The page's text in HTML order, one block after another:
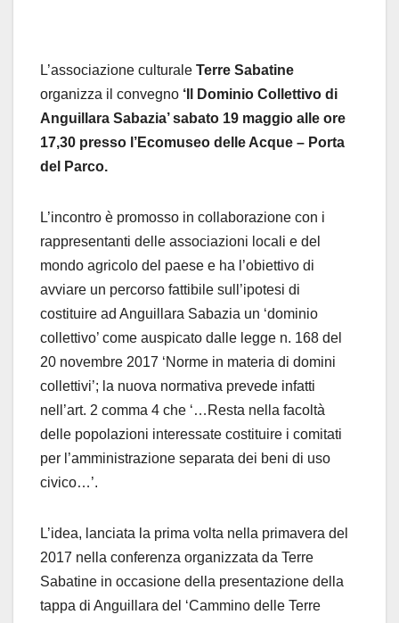
L’associazione culturale Terre Sabatine
organizza il convegno ‘Il Dominio Collettivo di
Anguillara Sabazia’ sabato 19 maggio alle ore
17,30 presso l’Ecomuseo delle Acque – Porta
del Parco.
L’incontro è promosso in collaborazione con i
rappresentanti delle associazioni locali e del
mondo agricolo del paese e ha l’obiettivo di
avviare un percorso fattibile sull’ipotesi di
costituire ad Anguillara Sabazia un ‘dominio
collettivo’ come auspicato dalle legge n. 168 del
20 novembre 2017 ‘Norme in materia di domini
collettivi’; la nuova normativa prevede infatti
nell’art. 2 comma 4 che ‘…Resta nella facoltà
delle popolazioni interessate costituire i comitati
per l’amministrazione separata dei beni di uso
civico…’.
L’idea, lanciata la prima volta nella primavera del
2017 nella conferenza organizzata da Terre
Sabatine in occasione della presentazione della
tappa di Anguillara del ‘Cammino delle Terre